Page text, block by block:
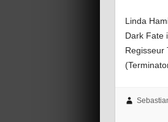
Linda
Dark Fate
Regisseur